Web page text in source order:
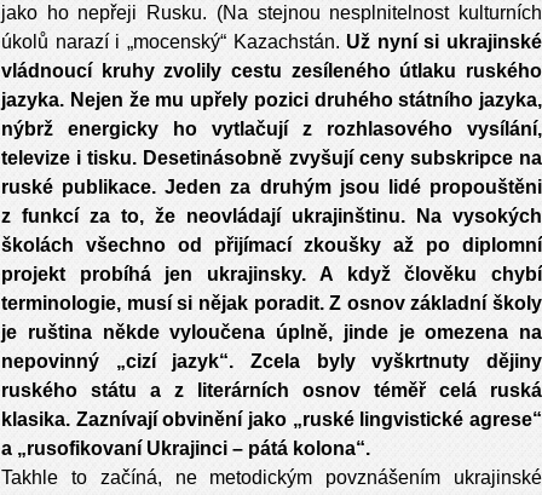
jako ho nepřeji Rusku. (Na stejnou nesplnitelnost kulturních
úkolů narazí i „mocenský“ Kazachstán. Už nyní si ukrajinské
vládnoucí kruhy zvolily cestu zesíleného útlaku ruského
jazyka. Nejen že mu upřely pozici druhého státního jazyka,
nýbrž energicky ho vytlačují z rozhlasového vysílání,
televize i tisku. Desetinásobně zvyšují ceny subskripce na
ruské publikace. Jeden za druhým jsou lidé propouštěni
z funkcí za to, že neovládají ukrajinštinu. Na vysokých
školách všechno od přijímací zkoušky až po diplomní
projekt probíhá jen ukrajinsky. A když člověku chybí
terminologie, musí si nějak poradit. Z osnov základní školy
je ruština někde vyloučena úplně, jinde je omezena na
nepovinný „cizí jazyk“. Zcela byly vyškrtnuty dějiny
ruského státu a z literárních osnov téměř celá ruská
klasika. Zaznívají obvinění jako „ruské lingvistické agrese“
a „rusofikovaní Ukrajinci – pátá kolona“.
Takhle to začíná, ne metodickým povznášením ukrajinské